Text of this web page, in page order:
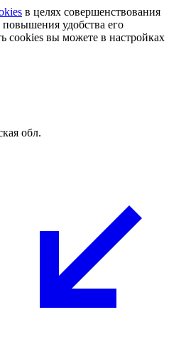
в целях совершенствования
удобства его
cookies вы можете в настройках
обл.